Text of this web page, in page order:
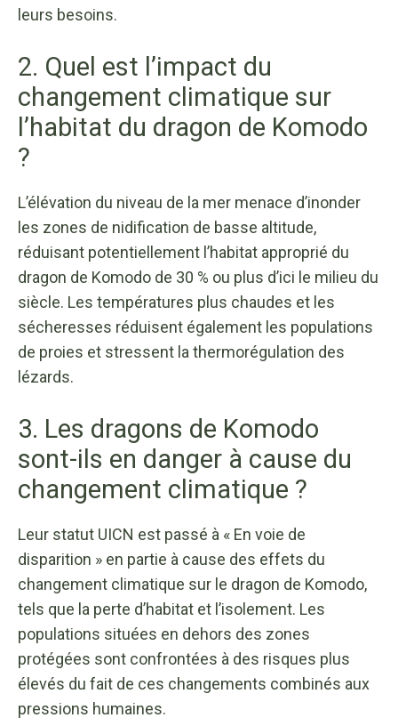
leurs besoins.
2. Quel est l’impact du
changement climatique sur
l’habitat du dragon de Komodo
?
L’élévation du niveau de la mer menace d’inonder
les zones de nidification de basse altitude,
réduisant potentiellement l’habitat approprié du
dragon de Komodo de 30 % ou plus d’ici le milieu du
siècle. Les températures plus chaudes et les
sécheresses réduisent également les populations
de proies et stressent la thermorégulation des
lézards.
3. Les dragons de Komodo
sont-ils en danger à cause du
changement climatique ?
Leur statut UICN est passé à « En voie de
disparition » en partie à cause des effets du
changement climatique sur le dragon de Komodo,
tels que la perte d’habitat et l’isolement. Les
populations situées en dehors des zones
protégées sont confrontées à des risques plus
élevés du fait de ces changements combinés aux
pressions humaines.